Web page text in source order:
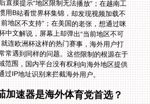
过IP地址识别来拦截海外用户。
加速器是海外体育党首选？